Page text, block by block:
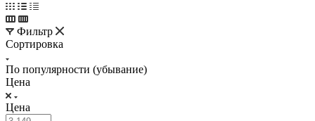
Фильтр
Сортировка
По популярности (убывание)
Цена
Цена